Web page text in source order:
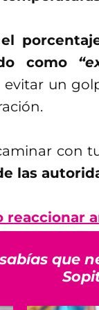
como
evitar un
con
las
reaccionar
que